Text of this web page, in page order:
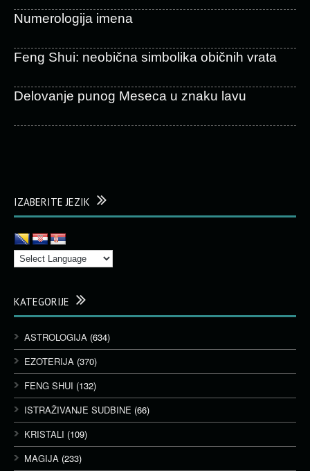
Numerologija imena
Feng Shui: neobična simbolika običnih vrata
Delovanje punog Meseca u znaku lavu
IZABERITE JEZIK
KATEGORIJE
ASTROLOGIJA (634)
EZOTERIJA (370)
FENG SHUI (132)
ISTRAŽIVANJE SUDBINE (66)
KRISTALI (109)
MAGIJA (233)